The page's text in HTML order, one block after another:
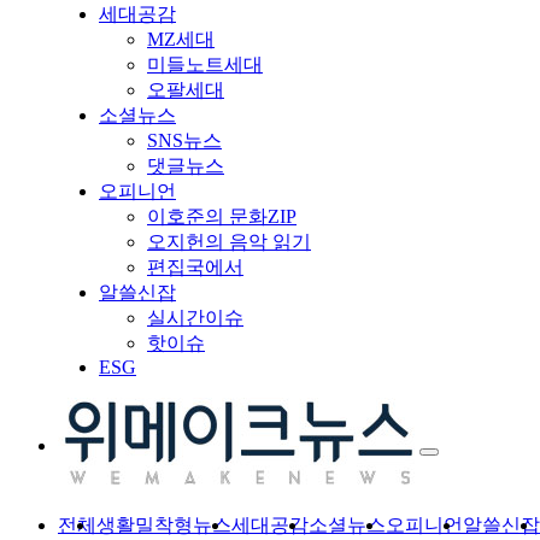
세대공감
MZ세대
미들노트세대
오팔세대
소셜뉴스
SNS뉴스
댓글뉴스
오피니언
이호준의 문화ZIP
오지헌의 음악 읽기
편집국에서
알쓸신잡
실시간이슈
핫이슈
ESG
전체 생활밀착형뉴스세대공감소셜뉴스오피니언 알쓸신잡